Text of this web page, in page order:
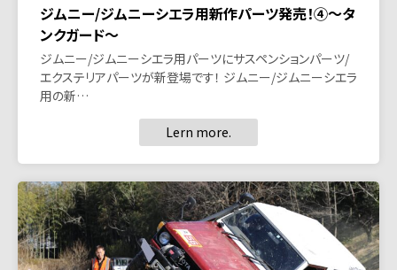
ジムニー/ジムニーシエラ用新作パーツ発売！④～タ
ンクガード～
ジムニー/ジムニーシエラ用パーツにサスペンションパーツ/
エクステリアパーツが新登場です！ ジムニー/ジムニーシエラ
用の新…
Lern more.